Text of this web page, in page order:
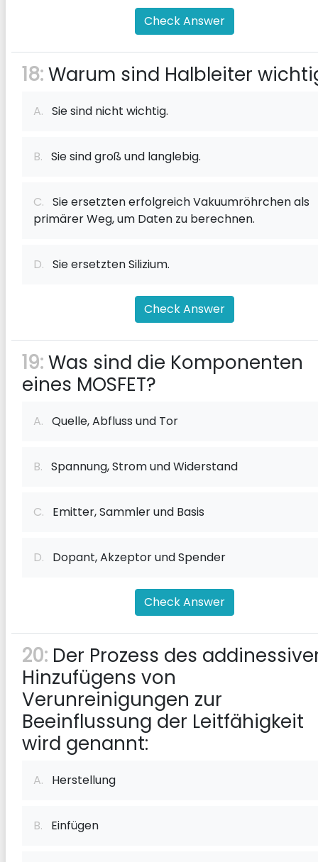
Check Answer
18:Warum sind Halbleiter
A. Sie sind nicht wichtig.
B. Sie sind groß und langlebig.
C. Sie ersetzten erfolgreich Vakuumröhrchen als
primärer Weg, um Daten zu berechnen.
D. Sie ersetzten Silizium.
Check Answer
19:Was sind die Komponenten
eines MOSFET?
A. Quelle, Abfluss und Tor
B. Spannung, Strom und Widerstand
C. Emitter, Sammler und Basis
D. Dopant, Akzeptor und Spender
Check Answer
20: Der Prozess des
Hinzufügens von
Verunreinigungen zur
Beeinflussung der Leitfähigkeit
wird genannt:
A. Herstellung
B. Einfügen